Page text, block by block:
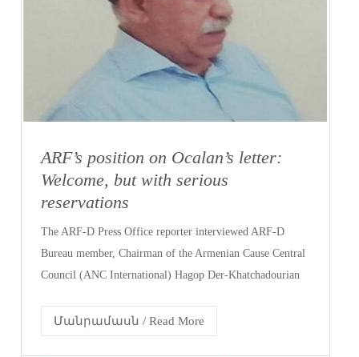
ARF’s position on Ocalan’s letter‏:
Welcome, but with serious
reservations
The ARF-D Press Office reporter interviewed ARF-D
Bureau member, Chairman of the Armenian Cause Central
Council (ANC International) Hagop Der-Khatchadourian
Մանրամասն / Read More